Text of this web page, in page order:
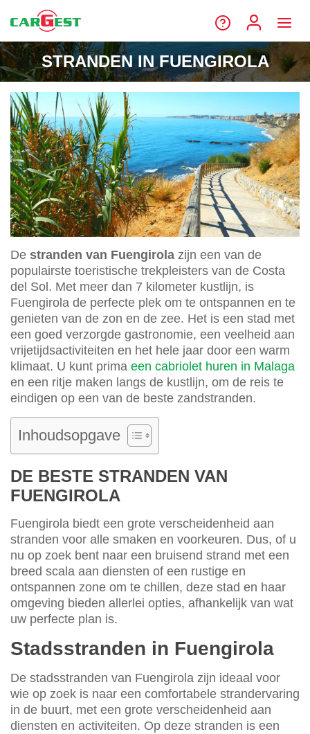
STRANDEN IN FUENGIROLA
De stranden van Fuengirola zijn een van de
populairste toeristische trekpleisters van de Costa
del Sol. Met meer dan 7 kilometer kustlijn, is
Fuengirola de perfecte plek om te ontspannen en te
genieten van de zon en de zee. Het is een stad met
een goed verzorgde gastronomie, een veelheid aan
vrijetijdsactiviteiten en het hele jaar door een warm
klimaat. U kunt prima een cabriolet huren in Malaga
en een ritje maken langs de kustlijn, om de reis te
eindigen op een van de beste zandstranden.
Inhoudsopgave
DE BESTE STRANDEN VAN
FUENGIROLA
Fuengirola biedt een grote verscheidenheid aan
stranden voor alle smaken en voorkeuren. Dus, of u
nu op zoek bent naar een bruisend strand met een
breed scala aan diensten of een rustige en
ontspannen zone om te chillen, deze stad en haar
omgeving bieden allerlei opties, afhankelijk van wat
uw perfecte plan is.
Stadsstranden in Fuengirola
De stadsstranden van Fuengirola zijn ideaal voor
wie op zoek is naar een comfortabele strandervaring
in de buurt, met een grote verscheidenheid aan
diensten en activiteiten. Op deze stranden is een